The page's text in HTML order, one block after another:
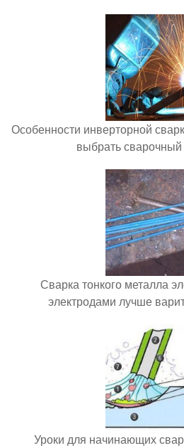
Особенности инверторной
выбрать
Сварка тонкого металла
электродами лучше
Уроки для начинающих